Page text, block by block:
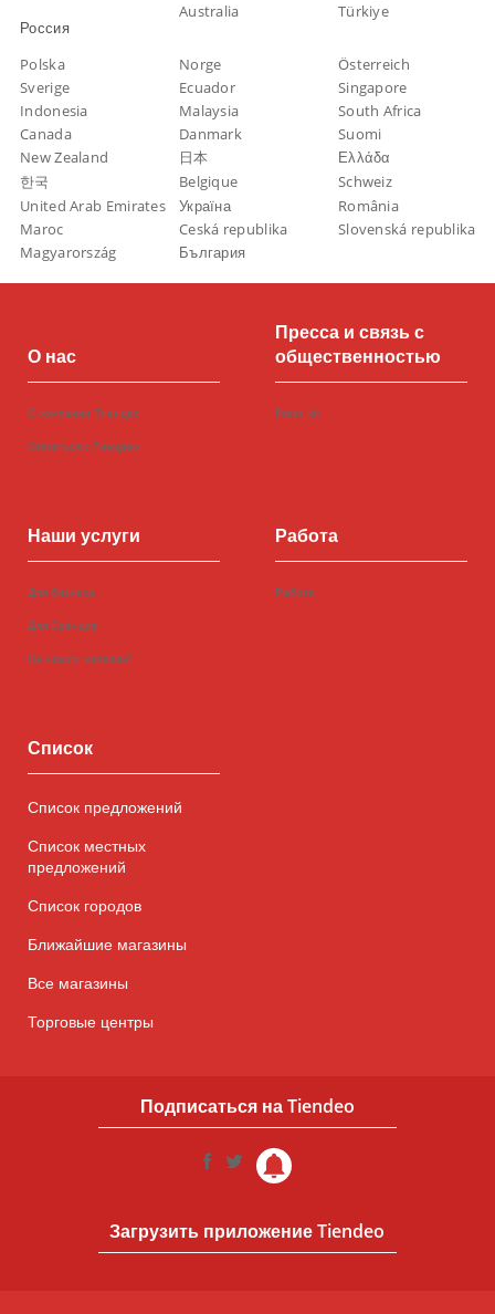
Россия
Australia Türkiye
Polska Norge
Österreich
Sverige
Ecuador
Singapore
Indonesia
Malaysia
South Africa
Canada
Danmark
Suomi
New Zealand
日本
Ελλάδα
한국
Belgique
Schweiz
United Arab Emirates
Україна
România
Maroc
Ceská republika
Slovenská republika
Magyarország
България
О нас
О компании Тиендео
Связаться с Тиендео
Пресса и связь с
общественностью
Press kit
Наши услуги
Для бизнеса
Для Брендов
Не нашли магазин?
Работа
Работа
Список
Список предложений
Список местных
предложений
Список городов
Ближайшие магазины
Все магазины
Торговые центры
Подписаться на Tiendeo
Загрузить приложение Tiendeo